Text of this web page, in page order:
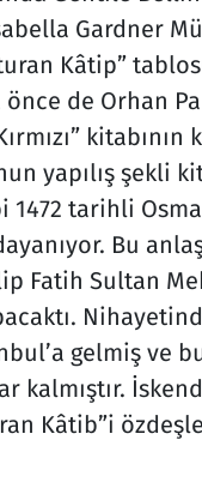
Gardner
Kâtip”
de Orhan
kitabının
yapılış şekli
tarihli
Bu
Fatih Sultan
gelmiş ve
kalmıştır.
Kâtib”i